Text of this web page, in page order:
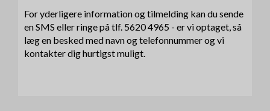
For yderligere information og tilmelding kan du sende
en SMS eller ringe på tlf. 5620 4965 - er vi optaget, så
læg en besked med navn og telefonnummer og vi
kontakter dig hurtigst muligt.